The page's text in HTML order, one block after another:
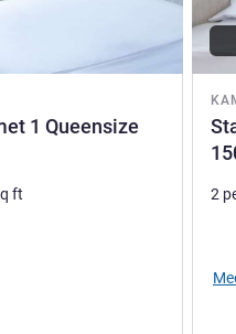
1 Queensize
ft 2